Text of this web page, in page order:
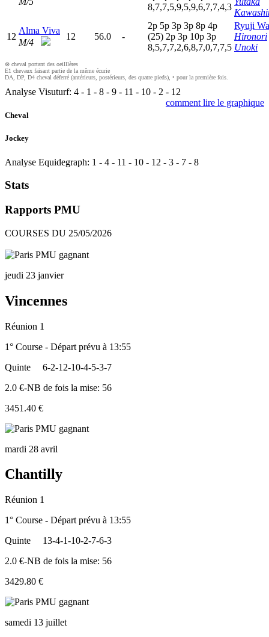
8,7,7,5,9,5,9,6,7,7,4,3
12
Alma Viva
M/4
12 56.0 -
2p 5p 3p 3p 8p 4p
(25) 2p 3p 10p 3p
8,5,7,7,2,6,8,7,0,7,7,5
Ryuji
Hironori
Unoki
⊗ cheval portant des oeilllères
E1 chevaux faisant partie de la même écurie
DA, DP, D4 cheval déferré (antérieurs, postérieurs, des quatre pieds), • pour la première fois.
Analyse Visuturf: 4 - 1 - 8 - 9 - 11 - 10 - 2 - 12
comment lire le graphique
Cheval
Jockey
Analyse Equidegraph: 1 - 4 - 11 - 10 - 12 - 3 - 7 - 8
Stats
Rapports PMU
COURSES DU 25/05/2026
jeudi 23 janvier
Vincennes
Réunion 1
1° Course - Départ prévu à 13:55
Quinte
6-2-12-10-4-5-3-7
2.0 €-NB de fois la mise: 56
3451.40 €
mardi 28 avril
Chantilly
Réunion 1
1° Course - Départ prévu à 13:55
Quinte
13-4-1-10-2-7-6-3
2.0 €-NB de fois la mise: 56
3429.80 €
samedi 13 juillet